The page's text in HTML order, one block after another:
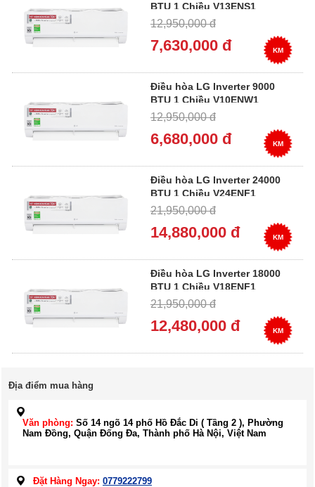
BTU 1 Chiều V13ENS1
12,950,000 đ
7,630,000 đ KM
Điều hòa LG Inverter 9000
BTU 1 Chiều V10ENW1
12,950,000 đ
6,680,000 đ KM
Điều hòa LG Inverter 24000
BTU 1 Chiều V24ENF1
21,950,000 đ
14,880,000 đ KM
Điều hòa LG Inverter 18000
BTU 1 Chiều V18ENF1
21,950,000 đ
12,480,000 đ KM
Địa điểm mua hàng
Văn phòng: Số 14 ngõ 14 phố Hồ Đắc Di ( Tầng 2 ), Phường
Nam Đồng, Quận Đống Đa, Thành phố Hà Nội, Việt Nam
Đặt Hàng Ngay: 0779222799